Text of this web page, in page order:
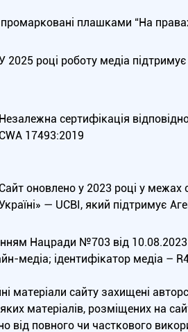
плашками “На
2025 році роботу медіа
Незалежна сертифікація
CWA 17493:2019
Сайт оновлено у 2023 році у межах
— UCBI, який підтримує
Нацради №703 від 10.08.2023
медіа; ідентифікатор медіа –
матеріали сайту захищені
матеріалів, розміщених на
від повного чи часткового